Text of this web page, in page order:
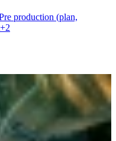
production (plan,
+2